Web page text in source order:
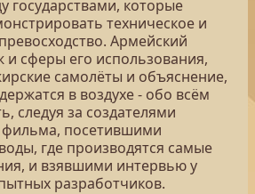
государствами, которые
техническое и
Армейский
и сферы его использования,
самолёты и объяснение,
в воздухе - обо всём
следуя за создателями
фильма, посетившими
где производятся самые
и взявшими интервью у
разработчиков.